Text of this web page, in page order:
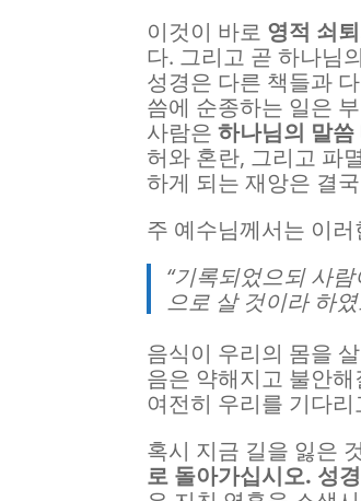
이것이 바로 영적 쇠
다. 그리고 곧 하나님
성경은 다른 책들과
씀에 순종하는 일은
사람은하나님의 말
허와 혼란, 그리고 파
하게 되는 재앙은 결
주 예수님께서는 이
“기록되었으되 사
으로 살 것이라 하
음식이 우리의 몸을
음은 약해지고 불안
여전히 우리를 기다
혹시 지금 길을 잃은
로 돌아가십시오. 성